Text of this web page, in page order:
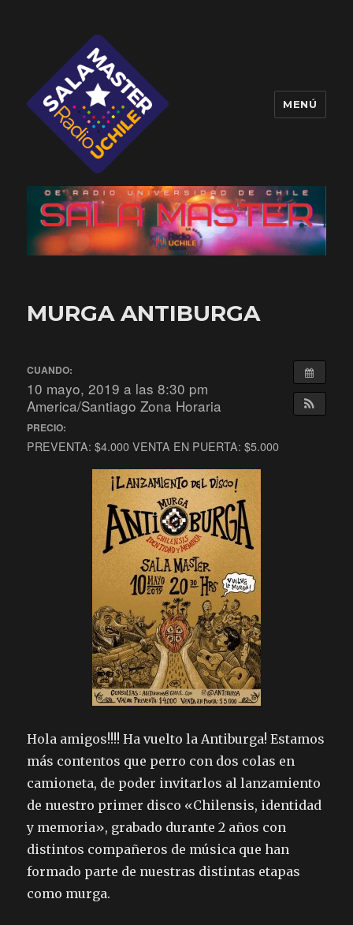
Sala Master
MENÚ
MURGA ANTIBURGA
CUANDO:
10 mayo, 2019 a las 8:30 pm
America/Santiago Zona Horaria
PRECIO:
PREVENTA: $4.000 VENTA EN PUERTA: $5.000
Hola amigos!!!! Ha vuelto la Antiburga! Estamos
más contentos que perro con dos colas en
camioneta, de poder invitarlos al lanzamiento
de nuestro primer disco «Chilensis, identidad
y memoria», grabado durante 2 años con
distintos compañeros de música que han
formado parte de nuestras distintas etapas
como murga.